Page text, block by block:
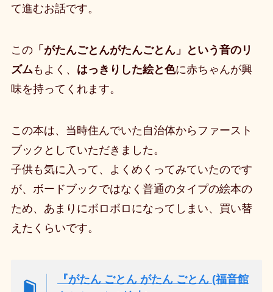
て進むお話です。
この「がたんごとんがたんごとん」という音のリ
ズムもよく、 はっきりした絵と色に赤ちゃんが興
味を持ってくれます。
この本は、当時住んでいた自治体からファースト
ブックとしていただきました。
子供も気に入って、よくめくってみていたのです
が、ボードブックではなく普通のタイプの絵本の
ため、あまりにボロボロになってしまい、買い替
えたくらいです。
『がたん ごとん がたん ごとん (福音館